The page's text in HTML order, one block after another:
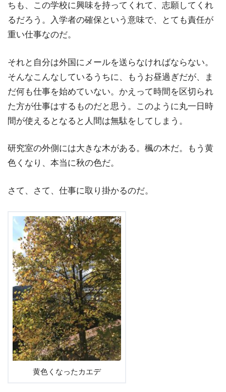
ちも、この学校に興味を持ってくれて、志願してくれ
るだろう。入学者の確保という意味で、とても責任が
重い仕事なのだ。
それと自分は外国にメールを送らなければならない。
そんなこんなしているうちに、もうお昼過ぎだが、ま
だ何も仕事を始めていない。かえって時間を区切られ
た方が仕事はするものだと思う。このように丸一日時
間が使えるとなると人間は無駄をしてしまう。
研究室の外側には大きな木がある。楓の木だ。もう黄
色くなり、本当に秋の色だ。
さて、さて、仕事に取り掛かるのだ。
黄色くなったカエデ